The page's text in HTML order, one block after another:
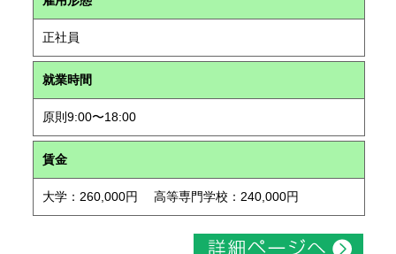
正社員
就業時間
原則9:00〜18:00
賃金
大学：260,000円 高等専門学校：240,000円